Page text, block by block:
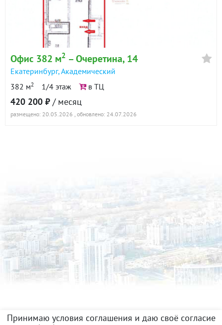
Офис 382 м2 – Очеретина, 14
Екатеринбург,Академический
382 м2 1/4 этаж в ТЦ
420 200 ₽ / месяц
размещено: 20.05.2026 , обновлено: 24.07.2026
Принимаю условия соглашения и даю своё согласие